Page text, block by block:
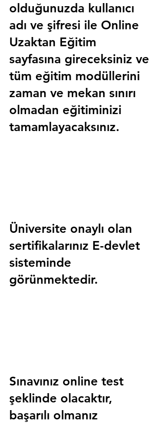
olduğunuzda kullanıcı
adı ve şifresi ile Online
Uzaktan Eğitim
sayfasına gireceksiniz ve
tüm eğitim modüllerini
zaman ve mekan sınırı
olmadan eğitiminizi
tamamlayacaksınız.
Üniversite onaylı olan
sertifikalarınız E-devlet
sisteminde
görünmektedir.
Sınavınız online test
şeklinde olacaktır,
başarılı olmanız